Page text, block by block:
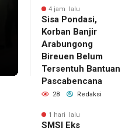
4 jam lalu
Sisa Pondasi,
Korban Banjir
Arabungong
Bireuen Belum
Tersentuh Bantuan
Pascabencana
28 Redaksi
1 hari lalu
SMSI Eks